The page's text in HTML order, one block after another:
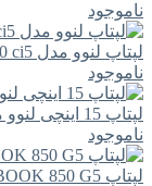
ناموجود
لپتاپ لنوو مدل Lenovo Thinkpad T450 ci5
ناموجود
لپتاپ 15 اینچی لنوو مدل LENOVO Ideapad 100
ناموجود
لپتاپ HP ELITEBOOK 850 G5